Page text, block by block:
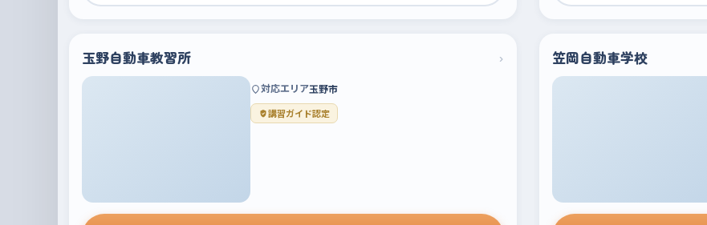
玉野自動車教習所 ›
対応エリア玉野市
講習ガイド認定
笠岡自動車学校